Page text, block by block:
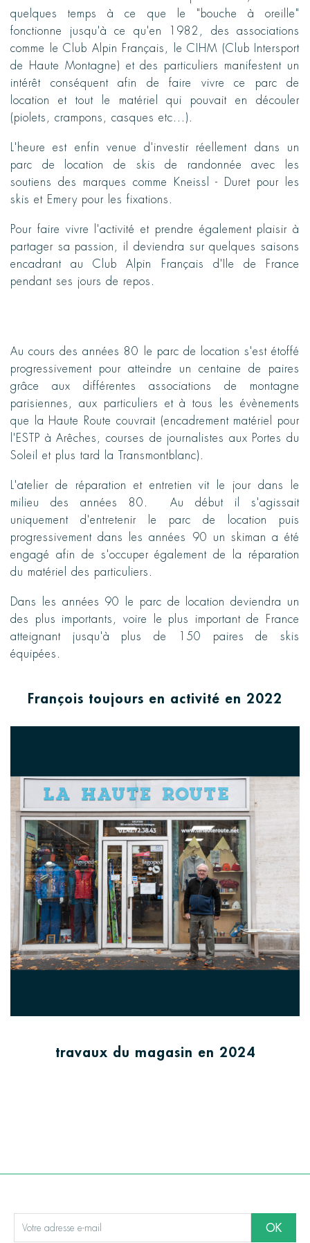
quelques temps à ce que le "bouche à oreille"
fonctionne jusqu'à ce qu'en 1982, des associations
comme le Club Alpin Français, le CIHM (Club Intersport
de Haute Montagne) et des particuliers manifestent un
intérêt conséquent afin de faire vivre ce parc de
location et tout le matériel qui pouvait en découler
(piolets, crampons, casques etc...).
L'heure est enfin venue d'investir réellement dans un
parc de location de skis de randonnée avec les
soutiens des marques comme Kneissl - Duret pour les
skis et Emery pour les fixations.
Pour faire vivre l'activité et prendre également plaisir à
partager sa passion, il deviendra sur quelques saisons
encadrant au Club Alpin Français d'Ile de France
pendant ses jours de repos.
Au cours des années 80 le parc de location s'est étoffé
progressivement pour atteindre un centaine de paires
grâce aux différentes associations de montagne
parisiennes, aux particuliers et à tous les évènements
que la Haute Route couvrait (encadrement matériel pour
l'ESTP à Arêches, courses de journalistes aux Portes du
Soleil et plus tard la Transmontblanc).
L'atelier de réparation et entretien vit le jour dans le
milieu des années 80. Au début il s'agissait
uniquement d'entretenir le parc de location puis
progressivement dans les années 90 un skiman a été
engagé afin de s'occuper également de la réparation
du matériel des particuliers.
Dans les années 90 le parc de location deviendra un
des plus importants, voire le plus important de France
atteignant jusqu'à plus de 150 paires de skis
équipées.
François toujours en activité en 2022
travaux du magasin en 2024